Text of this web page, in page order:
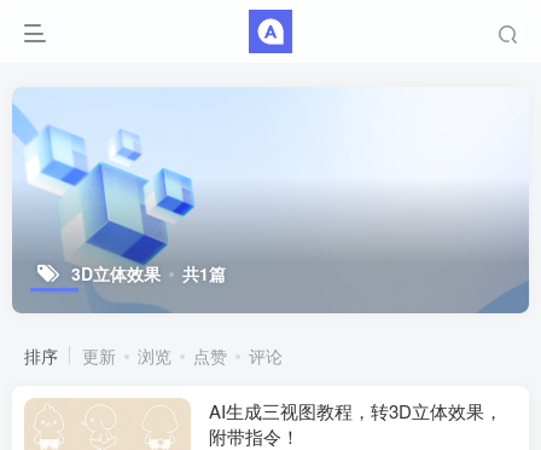
3D立体效果 共1篇
排序 更新 浏览 点赞 评论
AI生成三视图教程，转3D立体效果，
附带指令！